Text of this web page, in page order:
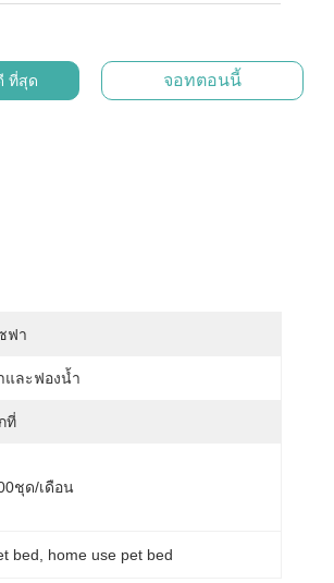
ที่สุด จอทตอนนี้
ฟา
และฟองน้ำ
ที่
ชุด/เดือน
bed home use pet bed